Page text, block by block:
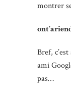
montrer
Bref,
ami
pas…